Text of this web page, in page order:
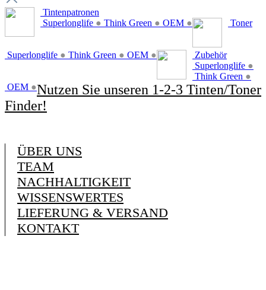
Tintenpatronen
Superlonglife ● Think Green ● OEM ● Toner
Superlonglife ● Think Green ● OEM ●
Zubehör
Superlonglife ●
Think Green ●
OEM ●Nutzen Sie unseren 1-2-3 Tinten/Toner
Finder!
ÜBER UNS
TEAM
NACHHALTIGKEIT
WISSENSWERTES
LIEFERUNG & VERSAND
KONTAKT